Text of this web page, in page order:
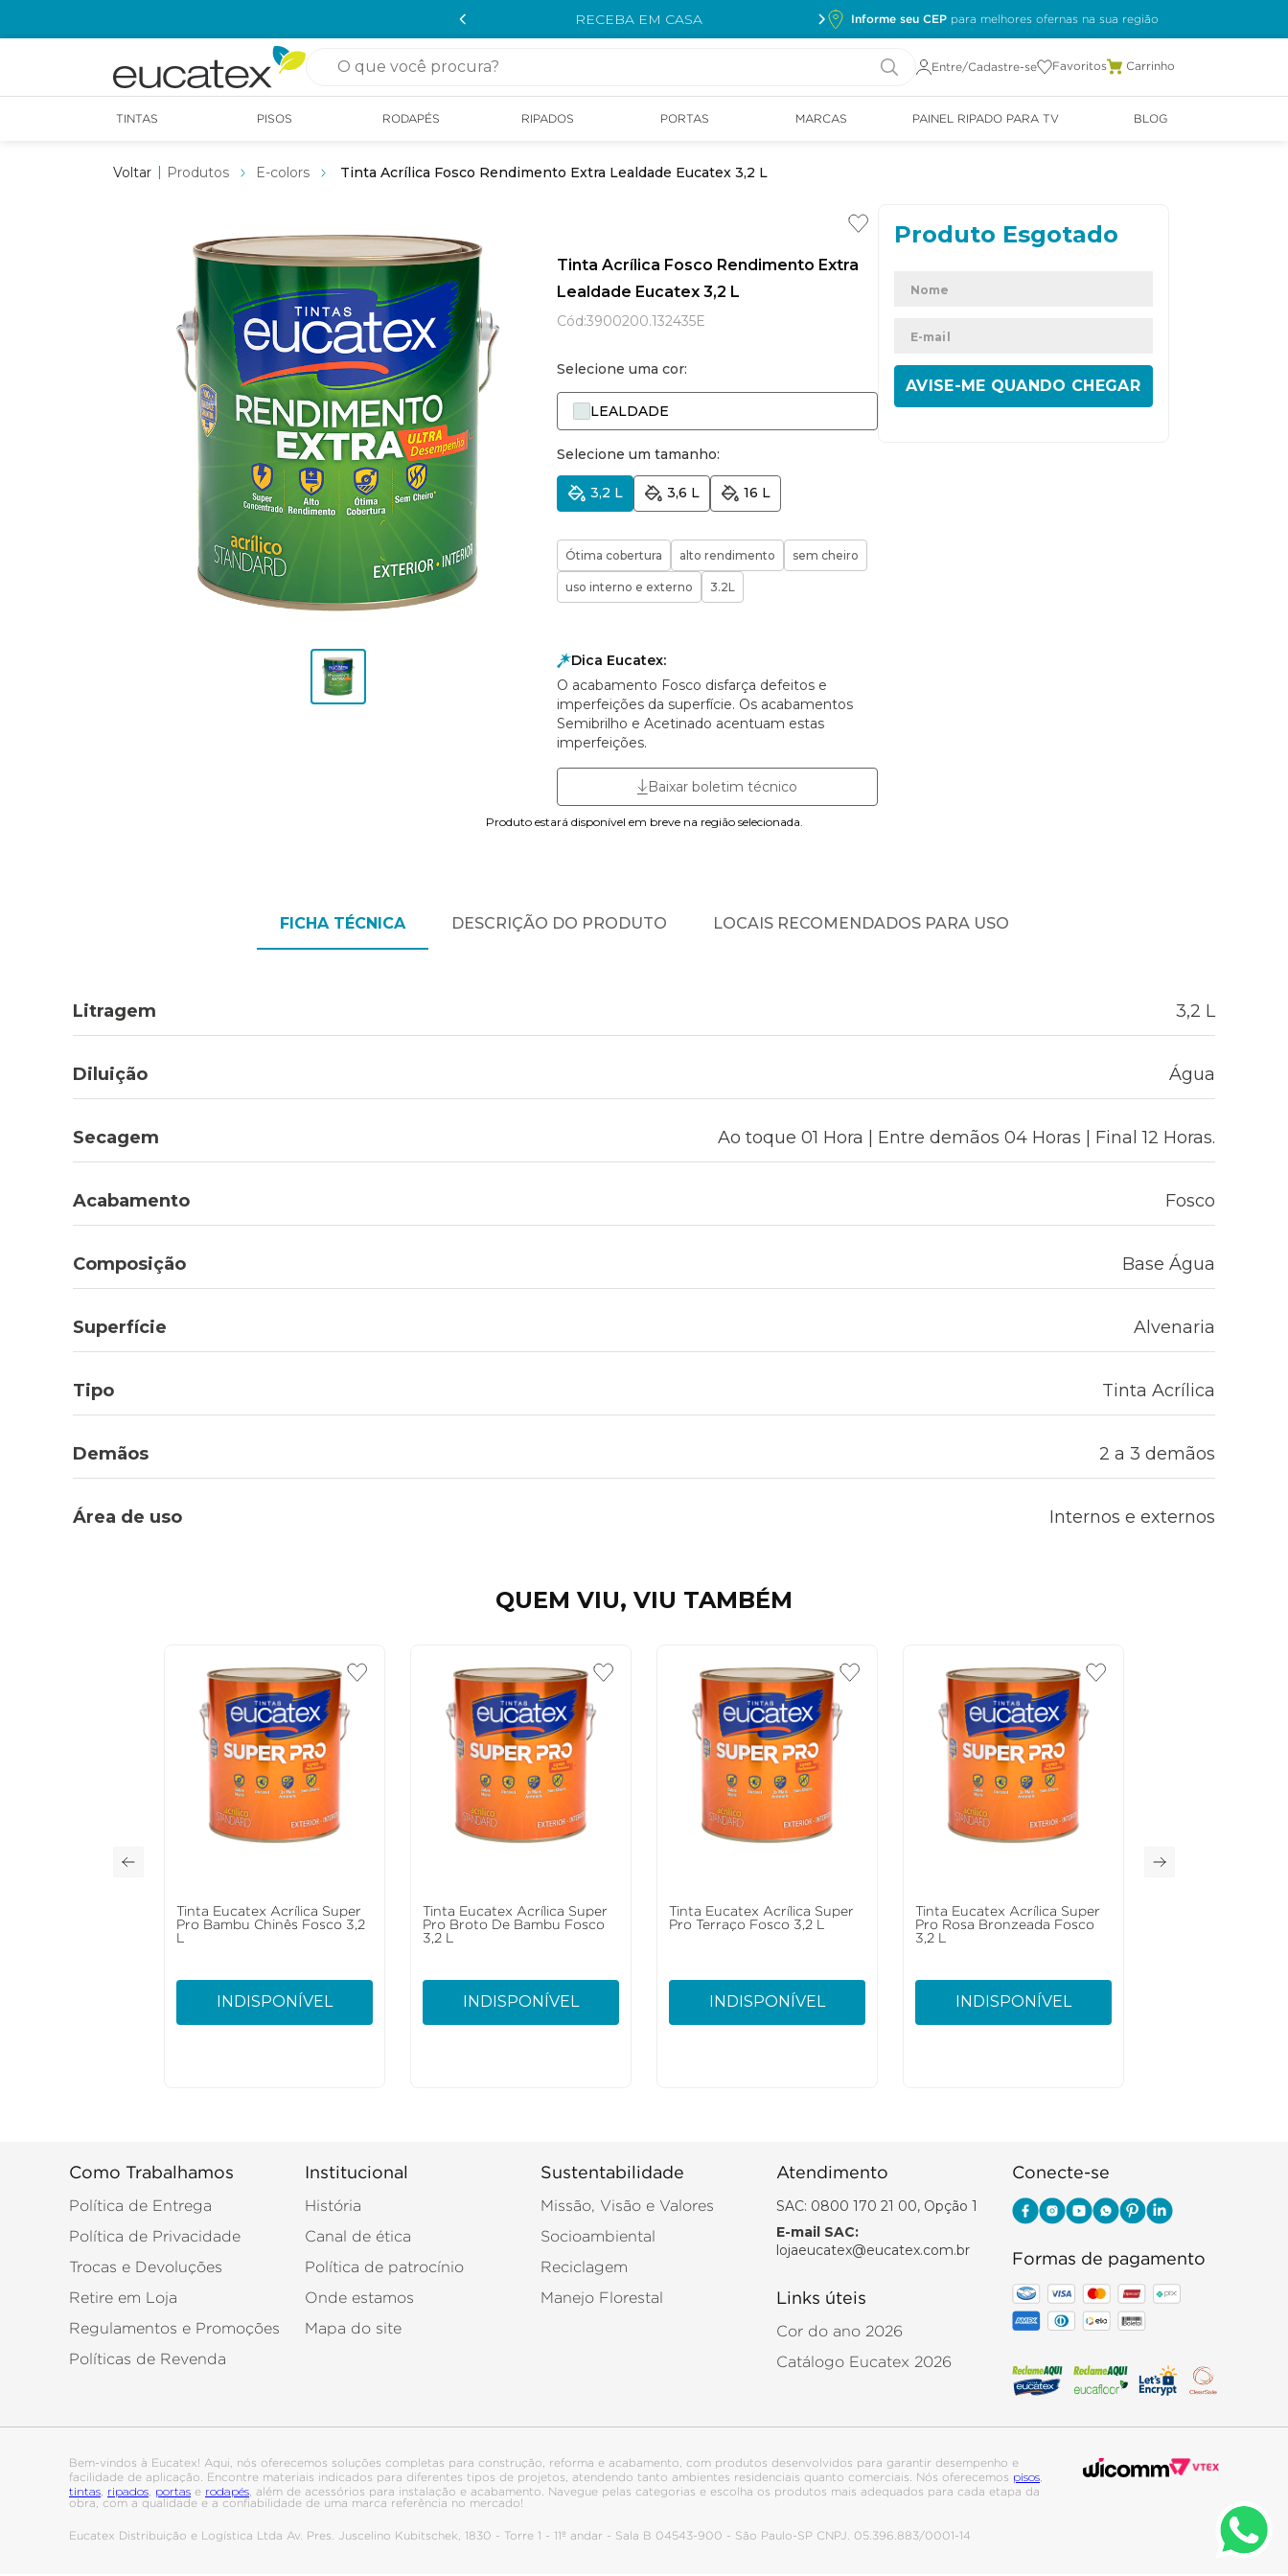
RECEBA EM CASA Informe seu CEP
O que você procura?
Entre/Cadastre-se Favoritos
TINTAS PISOS RODAPÉS RIPADOS PORTAS MARCAS PAINEL RIPADO PARA TV BLOG
Produtos E-colors Tinta Acrílica Fosco Rendimento Extra Lealdade Eucatex 3,2 L
Tinta Acrílica Fosco Rendimento Extra
Lealdade Eucatex 3,2 L
Cód:3900200.132435E
Selecione uma cor:
LEALDADE
Selecione um tamanho:
3,2 L 3,6 L 16 L
Ótima cobertura alto rendimento sem cheiro
uso interno e externo 3.2L
Dica Eucatex:
O acabamento Fosco disfarça defeitos e
imperfeições da superfície. Os acabamentos
Semibrilho e Acetinado acentuam estas
imperfeições.
Baixar boletim técnico
ENVIAR
Produto estará disponível em breve na região selecionada.
FICHA TÉCNICA DESCRIÇÃO DO PRODUTO LOCAIS RECOMENDADOS PARA USO
Litragem 3,2 L
Diluição Água
Secagem Ao toque 01 Hora | Entre demãos 04 Horas | Final 12 Horas.
Acabamento Fosco
Composição Base Água
Superfície Alvenaria
Tipo Tinta Acrílica
Demãos 2 a 3 demãos
Área de uso Internos e externos
QUEM VIU, VIU TAMBÉM
Tinta Eucatex Acrílica Super
Pro Bambu Chinês Fosco 3,2
INDISPONÍVEL
Tinta Eucatex Acrílica Super
Pro Broto De Bambu Fosco
3,2 L
INDISPONÍVEL
Tinta Eucatex Acrílica Super
Pro Terraço Fosco 3,2 L
INDISPONÍVEL
Tinta Eucatex Acrílica Super
Pro Rosa Bronzeada Fosco
3,2 L
INDISPONÍVEL
Como Trabalhamos
Política de Entrega
Política de Privacidade
Trocas e Devoluções
Retire em Loja
Regulamentos e Promoções
Políticas de Revenda
Institucional
História
Canal de ética
Política de patrocínio
Onde estamos
Mapa do site
Sustentabilidade
Missão, Visão e Valores
Socioambiental
Reciclagem
Manejo Florestal
Atendimento
SAC: 0800 170 21 00, Opção 1
E-mail SAC:
lojaeucatex@eucatex.com.br
Links úteis
Cor do ano 2026
Catálogo Eucatex 2026
Conecte-se
Formas de pagamento
Bem-vindos à Eucatex! Aqui, nós oferecemos soluções completas para construção, reforma e acabamento, com produtos desenvolvidos para garantir desempenho e
facilidade de aplicação. Encontre materiais indicados para diferentes tipos de projetos, atendendo tanto ambientes residenciais quanto comerciais. Nós oferecemos pisos
tintas ripados portas e rodapés , além de acessórios para instalação e acabamento. Navegue pelas categorias e escolha os produtos mais adequados para cada etapa da
obra, com a qualidade e a confiabilidade de uma marca referência no mercado!
Eucatex Distribuição e Logística Ltda Av. Pres. Juscelino Kubitschek, 1830 - Torre 1 - 11º andar - Sala B 04543-900 - São Paulo-SP CNPJ. 05.396.883/0001-14